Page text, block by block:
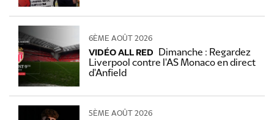
6ÈME AOÛT 2026
VIDÉO ALL RED
Dimanche : Regardez
Liverpool contre l'AS Monaco en direct
d'Anfield
5ÈME AOÛT 2026